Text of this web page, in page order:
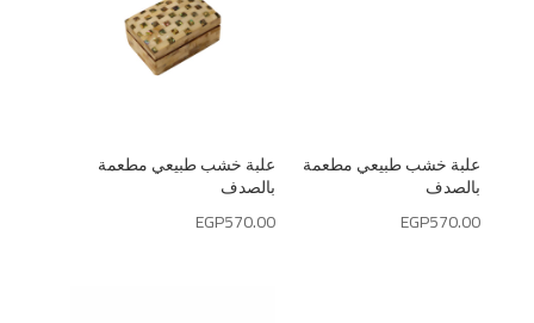
علبة خشب طبيعي مطعمة
بالصدف
EGP570.00
علبة خشب طبيعي مطعمة
بالصدف
EGP570.00